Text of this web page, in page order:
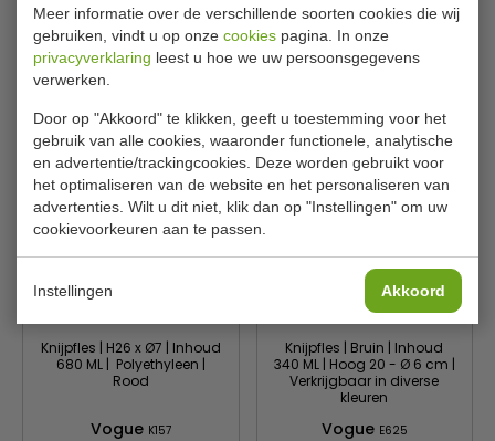
Meer informatie over de verschillende soorten cookies die wij
gebruiken, vindt u op onze cookies pagina. In onze
privacyverklaring leest u hoe we uw persoonsgegevens
verwerken.
Door op "Akkoord" te klikken, geeft u toestemming voor het
gebruik van alle cookies, waaronder functionele, analytische
en advertentie/trackingcookies. Deze worden gebruikt voor
het optimaliseren van de website en het personaliseren van
advertenties. Wilt u dit niet, klik dan op "Instellingen" om uw
cookievoorkeuren aan te passen.
Instellingen Akkoord
Vogue
€ 1,69 € 1,60
Bekijken
Vogue K158
€ 1,79 € 1,70
Knijpfles | H26 x Ø7 | Inhoud
680 ML | Polyethyleen |
Rood
Vogue K157
Knijpfles | Bruin | Inhoud
340 ML | Hoog 20 - Ø 6 cm |
Verkrijgbaar in diverse
kleuren
Vogue E625